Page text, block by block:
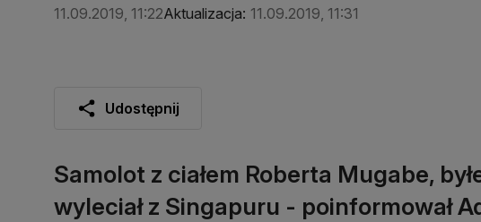
11.09.2019, 11:22Aktualizacja: 11.09.2019, 11:31
Udostępnij
Samolot z ciałem Roberta Mugabe,
wyleciał z Singapuru - poinformował